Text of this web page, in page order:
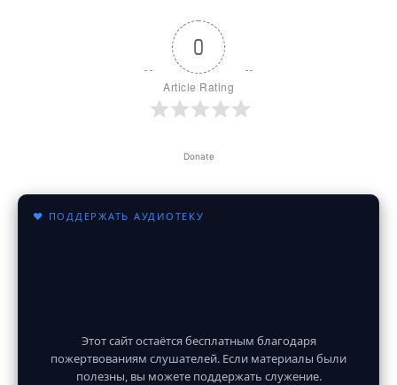
0
Article Rating
Donate
♥ ПОДДЕРЖАТЬ АУДИОТЕКУ
Этот сайт остаётся бесплатным благодаря
пожертвованиям слушателей. Если материалы были
полезны, вы можете поддержать служение.